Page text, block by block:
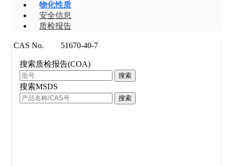
物化性质
安全信息
质检报告
CAS No. 51670-40-7
搜索质检报告(COA)
搜索
搜索MSDS
搜索